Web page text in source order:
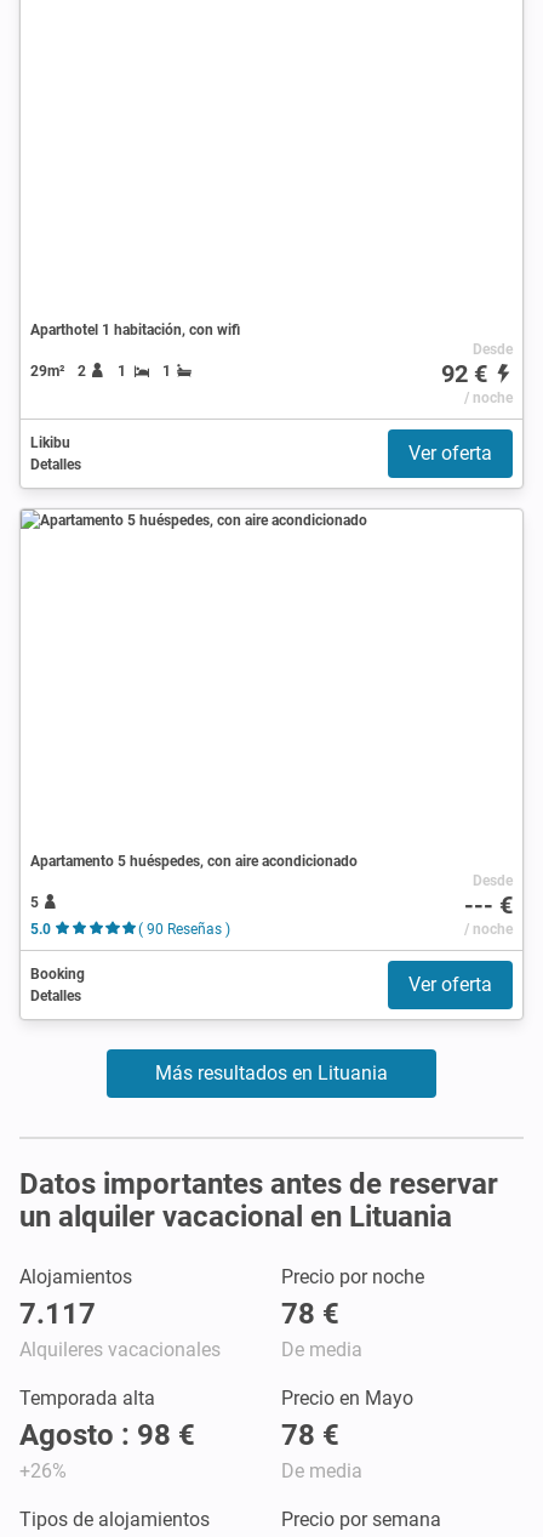
Aparthotel 1 habitación, con wifi
29m² 2 1 1
Desde
92 €
/ noche
Likibu
Detalles
Ver oferta
Apartamento 5 huéspedes, con aire acondicionado
5
5.0
( 90 Reseñas )
Desde
--- €
/ noche
Booking
Detalles
Ver oferta
Más resultados en Lituania
Datos importantes antes de reservar
un alquiler vacacional en Lituania
Alojamientos
7.117
Alquileres vacacionales
Precio por noche
78 €
De media
Temporada alta
Agosto : 98 €
+26%
Precio en Mayo
78 €
De media
Tipos de alojamientos Precio por semana